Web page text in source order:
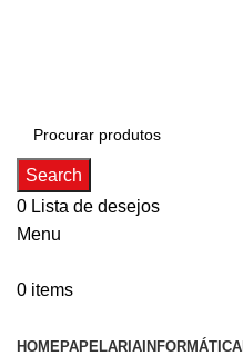
Search
0 Lista de desejos
Menu
0 items
HOMEPAPELARIA INFORMÁTICA